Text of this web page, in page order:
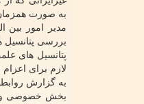
به صورت
مدیر امور بین
پتانسیل های
لازم برای
به گزارش
بخش خصوصی و